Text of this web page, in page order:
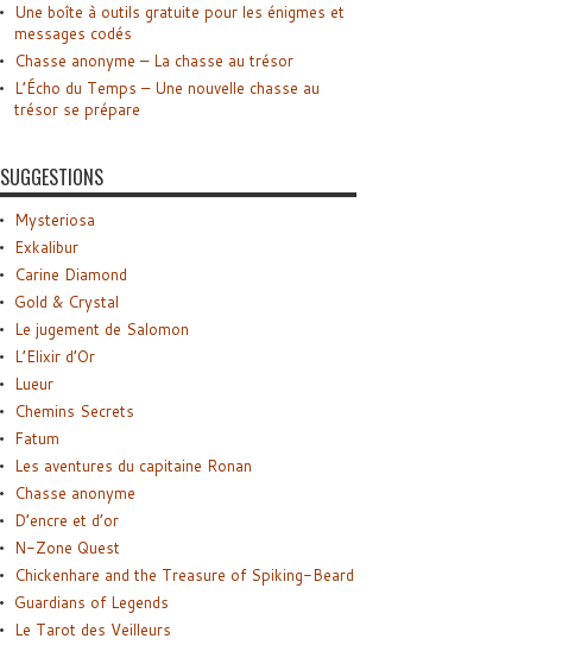
Une boîte à outils gratuite pour les énigmes et
messages codés
Chasse anonyme – La chasse au trésor
L’Écho du Temps – Une nouvelle chasse au
trésor se prépare
SUGGESTIONS
Mysteriosa
Exkalibur
Carine Diamond
Gold & Crystal
Le jugement de Salomon
L’Elixir d’Or
Lueur
Chemins Secrets
Fatum
Les aventures du capitaine Ronan
Chasse anonyme
D’encre et d’or
N-Zone Quest
Chickenhare and the Treasure of Spiking-Beard
Guardians of Legends
Le Tarot des Veilleurs